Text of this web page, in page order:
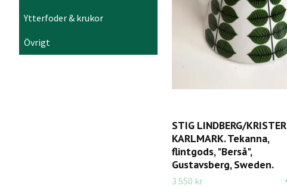
Ytterfoder & krukor
Övrigt
STIG LINDBERG/KRISTER
KARLMARK. Tekanna,
flintgods, "Berså",
Gustavsberg, Sweden.
3 550 kr